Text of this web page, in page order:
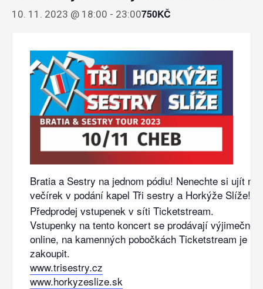
10. 11. 2023 @ 18:00 - 23:00750KČ
Bratia a Sestry na jednom pódiu! Nenechte si ujít
večírek v podání kapel Tři sestry a Horkýže Slíže!
Předprodej vstupenek v síti Ticketstream.
Vstupenky na tento koncert se prodávají výjimečně
online, na kamenných pobočkách Ticketstream je
zakoupit.
www.trisestry.cz
www.horkyzeslize.sk